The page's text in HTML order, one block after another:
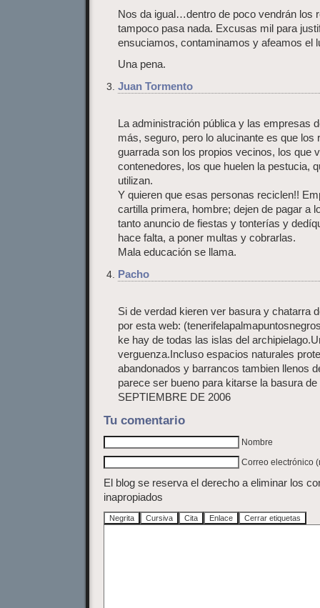
Nos da igual…dentro de poco vendrán los
tampoco pasa nada. Excusas mil para
ensuciamos, contaminamos y afeamos el
Una pena.
Juan Tormento
La administración pública y las empresas
más, seguro, pero lo alucinante es que los
guarrada son los propios vecinos, los que
contenedores, los que huelen la pestucia,
utilizan.
Y quieren que esas personas reciclen!!
cartilla primera, hombre; dejen de pagar a
tanto anuncio de fiestas y tonterías y
hace falta, a poner multas y cobrarlas.
Mala educación se llama.
Pacho
Si de verdad kieren ver basura y chatarra
por esta web:
ke hay de todas las islas del
verguenza.Incluso espacios naturales
abandonados y barrancos tambien llenos
parece ser bueno para kitarse la basura
SEPTIEMBRE DE 2006
Tu comentario
Nombre
Correo electrónico
El blog se reserva el derecho a eliminar los
inapropiados